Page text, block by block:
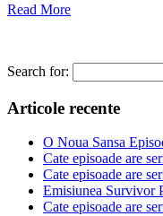
Read More
Search for:
Articole recente
O Noua Sansa
Cate episoade are
Cate episoade are
Emisiunea Survivor
Cate episoade are